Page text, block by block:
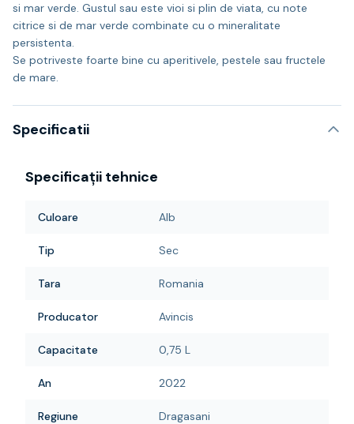
si mar verde. Gustul sau este vioi si plin de viata, cu note
citrice si de mar verde combinate cu o mineralitate
persistenta.
Se potriveste foarte bine cu aperitivele, pestele sau fructele
de mare.
Specificatii
Specificații tehnice
Culoare Alb
Tip Sec
Tara Romania
Producator Avincis
Capacitate 0,75 L
An 2022
Regiune Dragasani